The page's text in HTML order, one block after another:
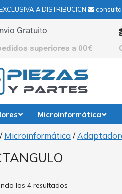
A DISTRIBUCION
Gratuito
superiores a 80€
Microinformática
/ Microinformática/
los 4 resultados